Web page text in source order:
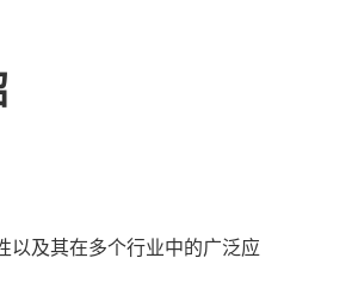
以及其在多个行业中的广泛应